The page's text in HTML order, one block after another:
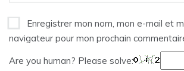
Enregistrer mon nom, mon e-mail et
navigateur pour mon prochain
Are you human? Please solve: